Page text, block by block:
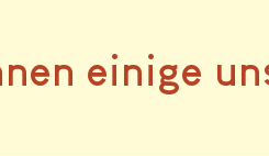
einige